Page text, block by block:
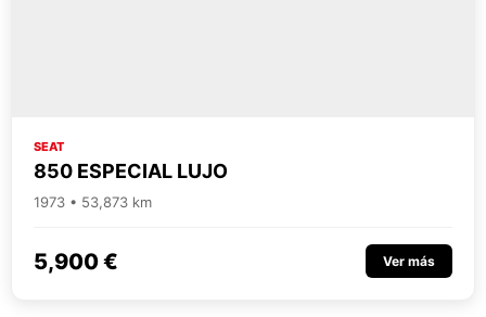
SEAT
850 ESPECIAL LUJO
1973 • 53,873 km
5,900 € Ver más